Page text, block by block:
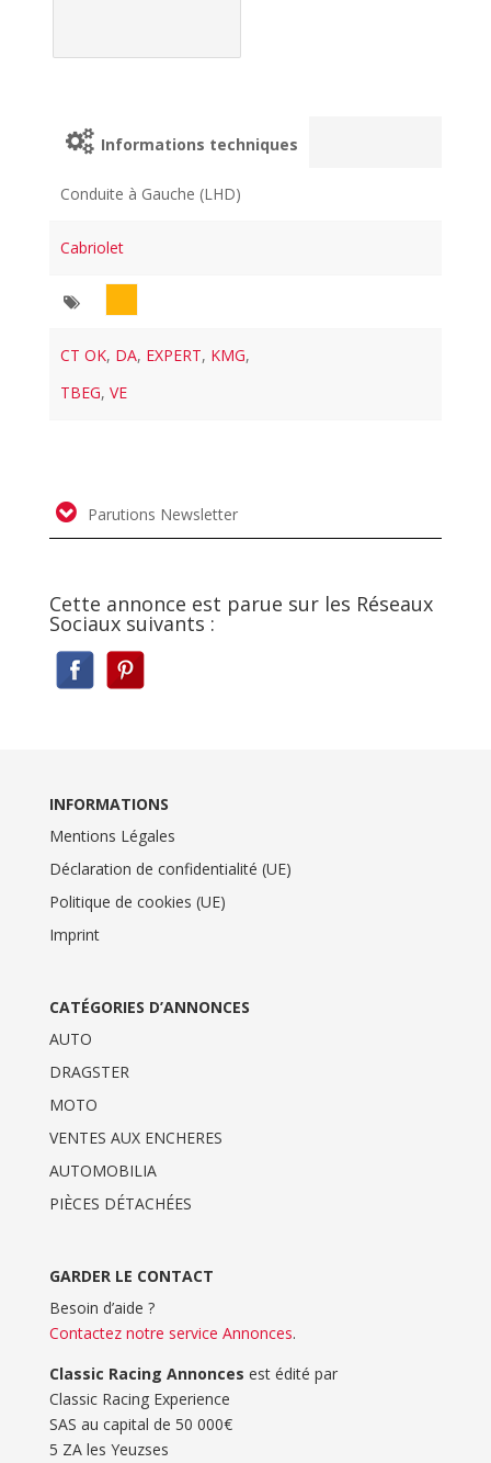
Informations techniques
Conduite à Gauche (LHD)
Cabriolet
CT OK, DA, EXPERT, KMG,
TBEG,VE
Parutions Newsletter
Cette annonce est parue sur les Réseaux
Sociaux suivants :
INFORMATIONS
Mentions Légales
Déclaration de confidentialité (UE)
Politique de cookies (UE)
Imprint
CATÉGORIES D’ANNONCES
AUTO
DRAGSTER
MOTO
VENTES AUX ENCHERES
AUTOMOBILIA
PIÈCES DÉTACHÉES
GARDER LE CONTACT
Besoin d’aide ?
Contactez notre service Annonces.
Classic Racing Annonces est édité par
Classic Racing Experience
SAS au capital de 50 000€
5 ZA les Yeuzses